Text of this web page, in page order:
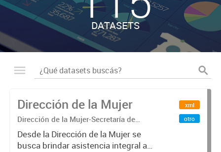
DATASETS
Dirección de la Mujer
Dirección de la Mujer-Secretaría de
Desarrollo Humano-Departamento
Municipal de Estadisticas
Desde la Dirección de la Mujer se
busca brindar asistencia integral a
xml
otro